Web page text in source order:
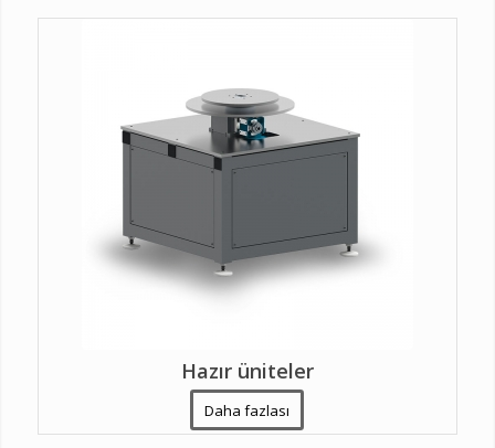
Hazır üniteler
Daha fazlası